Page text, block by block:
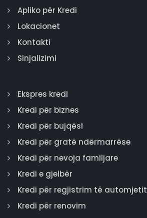
Apliko për Kredi
Lokacionet
Kontakti
Sinjalizimi
Ekspres kredi
Kredi për biznes
Kredi për bujqësi
Kredi për gratë ndërmarrëse
Kredi për nevoja familjare
Kredi e gjelbër
Kredi për regjistrim të automjetit
Kredi për renovim